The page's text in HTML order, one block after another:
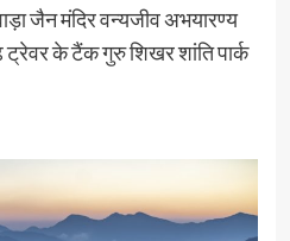
जैन मंदिर वन्यजीव अभयारण्य
के टैंक गुरु शिखर शांति पार्क